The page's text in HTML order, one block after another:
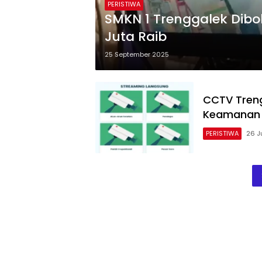
PERISTIWA
SMKN 1 Trenggalek
Juta Raib
25 September 2025
CCTV
Keamanan
PERISTIWA 26